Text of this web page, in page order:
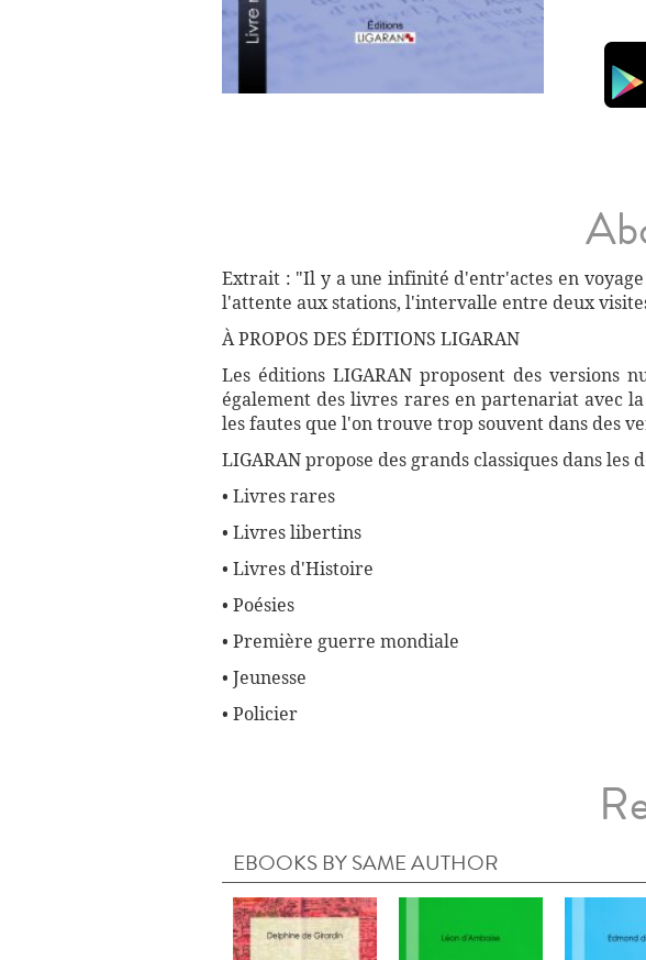
Extrait : "Il y a une infinité d'entr'actes en
l'attente aux stations, l'intervalle entre deux
À PROPOS DES ÉDITIONS LIGARAN
Les éditions LIGARAN proposent des
également des livres rares en partenariat avec
les fautes que l'on trouve trop souvent dans des
LIGARAN propose des grands classiques dans les
• Livres rares
• Livres libertins
• Livres d'Histoire
• Poésies
• Première guerre mondiale
• Jeunesse
• Policier
EBOOKS BY SAME AUTHOR